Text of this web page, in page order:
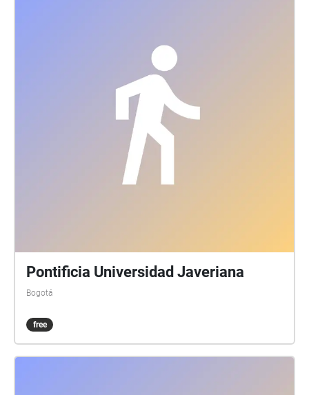
Pontificia Universidad Javeriana
Bogotá
free